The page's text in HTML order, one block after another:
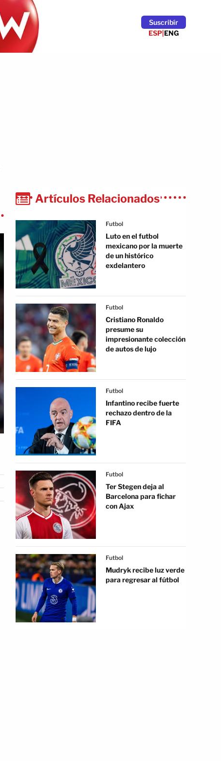
Suscribír
ESP|ENG
Artículos Relacionados
Futbol
Luto en el futbol
mexicano por la muerte
de un histórico
exdelantero
Futbol
Cristiano Ronaldo
presume su
impresionante colección
de autos de lujo
Futbol
Infantino recibe fuerte
rechazo dentro de la
FIFA
Futbol
Ter Stegen deja al
Barcelona para fichar
con Ajax
Futbol
Mudryk recibe luz verde
para regresar al fútbol